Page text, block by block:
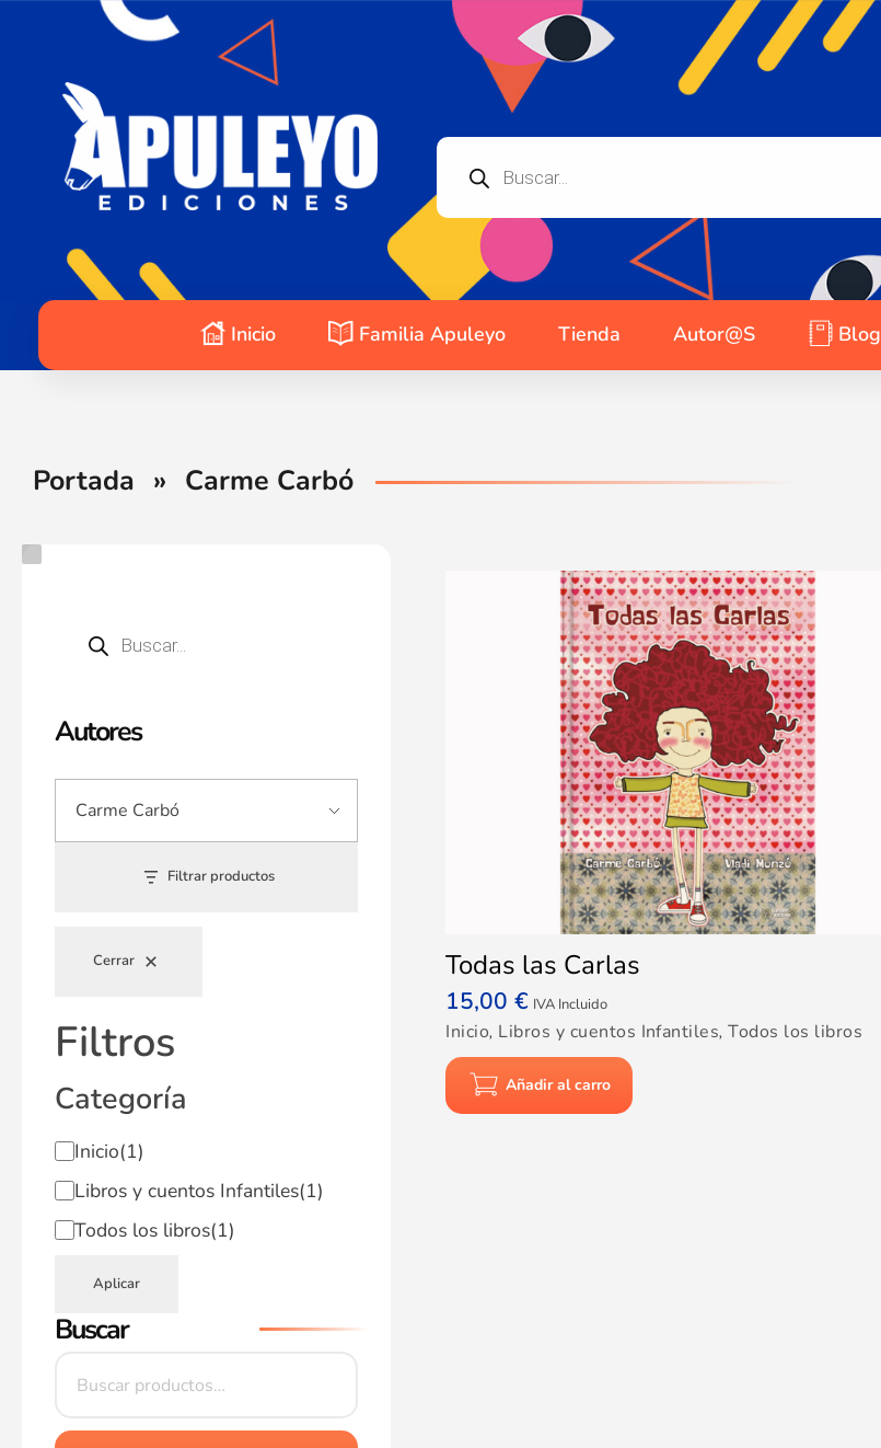
Inicio Familia Apuleyo Tienda Autor@s Blog
Portada » Carme Carbó
Autores
Filtrar productos
Cerrar
Filtros
Categoría
Inicio(1)
Libros y cuentos Infantiles(1)
Todos los libros(1)
Aplicar
Buscar
Todas las Carlas
15,00€ IVA Incluido
Inicio, Libros y cuentos Infantiles,Todos los libros
Añadir al carro